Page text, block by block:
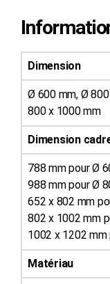
Dimension
Ø 600 mm, Ø
800 x 1000 mm
Dimension
788 mm pour Ø
988 mm pour Ø
652 x 802 mm
802 x 1002 mm
1002 x 1202
Matériau